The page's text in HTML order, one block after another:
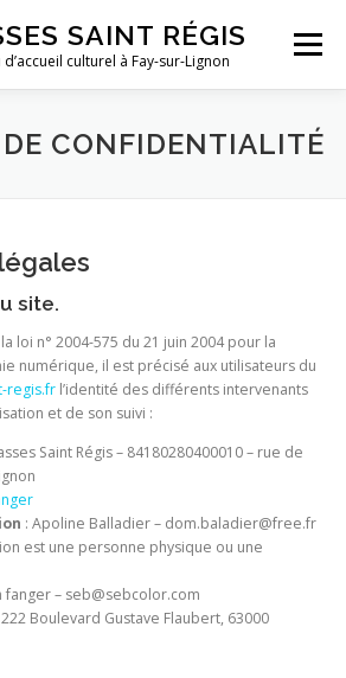
SAINT RÉGIS
culturel à Fay-sur-Lignon
Menu
RÉSERVER ACTIVITÉS
CONFIDENTIALITÉ
site.
loi n° 2004-575 du 21 juin 2004 pour la
numérique, il est précisé aux utilisateurs du
regis.fr l’identité des différents intervenants
et de son suivi :
Saint Régis – 84180280400010 – rue de
: Apoline Balladier – dom.baladier@free.fr
est une personne physique ou une
fanger – seb@sebcolor.com
Boulevard Gustave Flaubert, 63000